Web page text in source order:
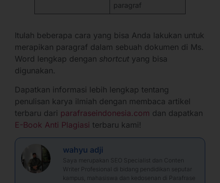
paragraf
Itulah beberapa cara yang bisa Anda lakukan untuk
merapikan paragraf dalam sebuah dokumen di Ms.
Word lengkap dengan shortcut yang bisa
digunakan.
Dapatkan informasi lebih lengkap tentang
penulisan karya ilmiah dengan membaca artikel
terbaru dari parafraseindonesia.com dan dapatkan
E-Book Anti Plagiasi terbaru kami!
wahyu adji
Saya merupakan SEO Specialist dan Conten
Writer Profesional di bidang pendidikan seputar
kampus, mahasiswa dan kedosenan di Parafrase